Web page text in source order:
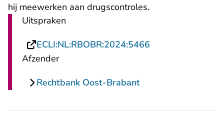
hij meewerken aan drugscontroles.
Uitspraken
ECLI:NL:RBOBR:2024:5466
Afzender
Rechtbank Oost-Brabant